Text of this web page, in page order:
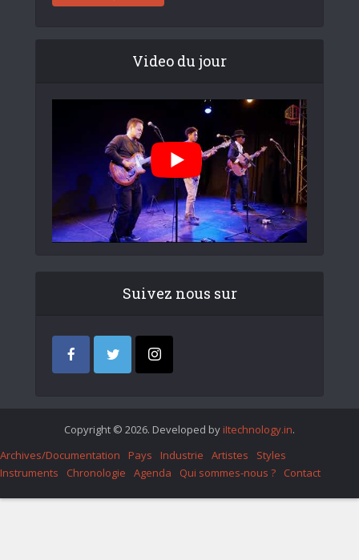
Video du jour
Suivez nous sur
Copyright © 2026. Developed by iItechnology.in.
Archives/Documentation
Pays Industrie Artistes
Styles
Instruments
Chronologie Agenda Qui sommes-nous ? Contact